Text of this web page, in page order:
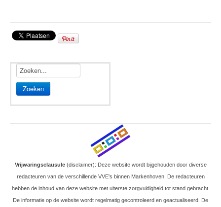
Parkeerplek te koop
Parkeerplek te huur
Nieuwsbrieven
Verzekeringen
Ander nieuws
Zoeken
Vrijwaringsclausule(disclaimer): Deze website wordt bijgehouden door diverse
redacteuren van de verschillende VVE's binnen Markenhoven. De redacteuren
hebben de inhoud van deze website met uiterste zorgvuldigheid tot stand gebracht.
De informatie op de website wordt regelmatig gecontroleerd en geactualiseerd. De